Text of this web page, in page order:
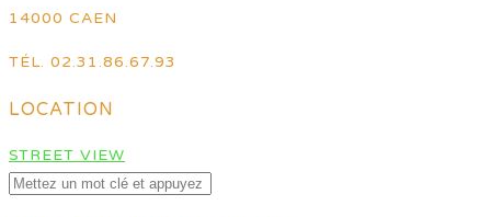
14000 CAEN
TÉL. 02.31.86.67.93
LOCATION
STREET VIEW